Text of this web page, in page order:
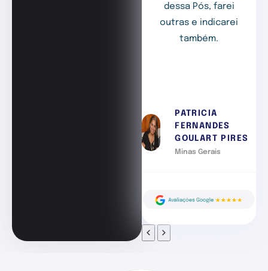
dessa Pós, farei
outras e indicarei
também.
PATRICIA
FERNANDES
GOULART PIRES
Minas Gerais